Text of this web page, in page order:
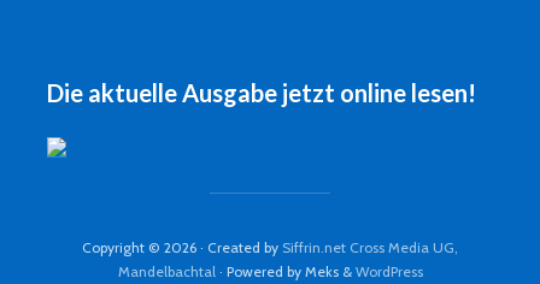
Die aktuelle Ausgabe jetzt online lesen!
Copyright © 2026 · Created by Siffrin.net Cross Media UG,
Mandelbachtal · Powered by Meks & WordPress